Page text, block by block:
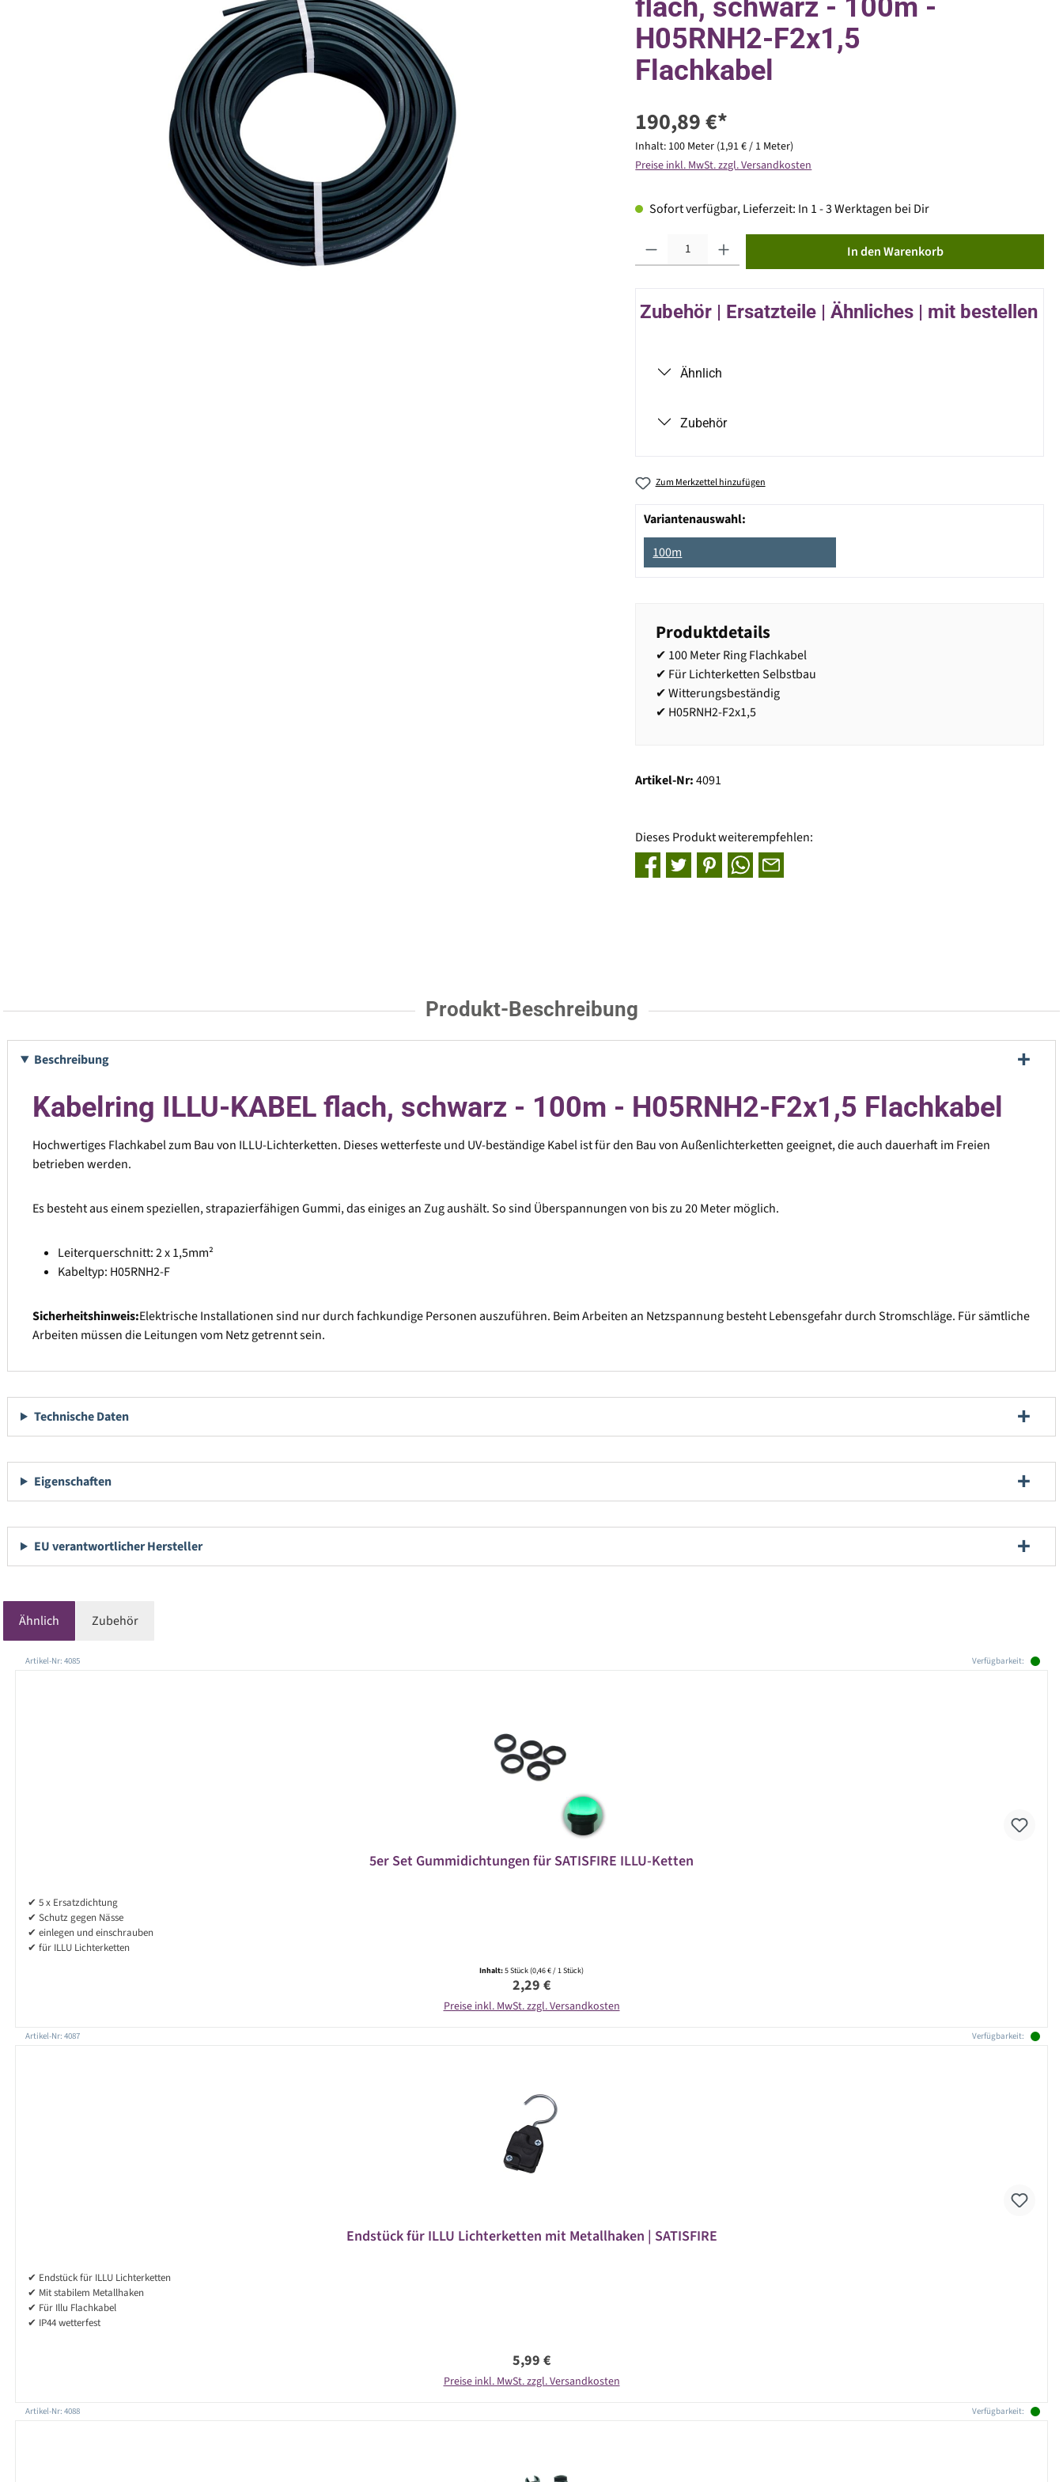
flach, schwarz - 100m -
H05RNH2-F2x1,5
Flachkabel
190,89 €*
Inhalt: 100 Meter (1,91 € / 1 Meter)
Preise inkl. MwSt. zzgl. Versandkosten
Sofort verfügbar, Lieferzeit: In 1 - 3 Werktagen bei Dir
In den Warenkorb
Zubehör | Ersatzteile | Ähnliches | mit bestellen
Ähnlich
Zubehör
Zum Merkzettel hinzufügen
Variantenauswahl:
100m
Produktdetails
✔ 100 Meter Ring Flachkabel
✔ Für Lichterketten Selbstbau
✔ Witterungsbeständig
✔ H05RNH2-F2x1,5
Artikel-Nr:4091
Dieses Produkt weiterempfehlen:
Produkt-Beschreibung
Beschreibung
Kabelring ILLU-KABEL flach, schwarz - 100m - H05RNH2-F2x1,5 Flachkabel
Hochwertiges Flachkabel zum Bau von ILLU-Lichterketten. Dieses wetterfeste und UV-beständige Kabel ist für den Bau von Außenlichterketten geeignet, die auch dauerhaft im Freien
betrieben werden.
Es besteht aus einem speziellen, strapazierfähigen Gummi, das einiges an Zug aushält. So sind Überspannungen von bis zu 20 Meter möglich.
Leiterquerschnitt: 2 x 1,5mm²
Kabeltyp: H05RNH2-F
Sicherheitshinweis:Elektrische Installationen sind nur durch fachkundige Personen auszuführen. Beim Arbeiten an Netzspannung besteht Lebensgefahr durch Stromschläge. Für sämtliche
Arbeiten müssen die Leitungen vom Netz getrennt sein.
Technische Daten
Eigenschaften
EU verantwortlicher Hersteller
Ähnlich Zubehör
Produktgalerie überspringen
Artikel-Nr: 4085 Verfügbarkeit:
5er Set Gummidichtungen für SATISFIRE ILLU-Ketten
✔ 5 x Ersatzdichtung
✔ Schutz gegen Nässe
✔ einlegen und einschrauben
✔ für ILLU Lichterketten
Inhalt:5 Stück(0,46 € / 1 Stück)
Regulärer Preis:
2,29 €
Preise inkl. MwSt. zzgl. Versandkosten
Artikel-Nr: 4087 Verfügbarkeit:
Endstück für ILLU Lichterketten mit Metallhaken | SATISFIRE
✔ Endstück für ILLU Lichterketten
✔ Mit stabilem Metallhaken
✔ Für Illu Flachkabel
✔ IP44 wetterfest
Regulärer Preis:
5,99 €
Preise inkl. MwSt. zzgl. Versandkosten
Artikel-Nr: 4088 Verfügbarkeit: